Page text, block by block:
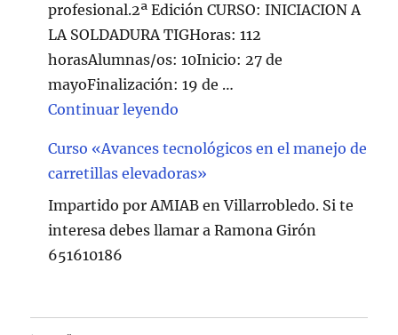
profesional.2ª Edición CURSO: INICIACION A
LA SOLDADURA TIGHoras: 112
horasAlumnas/os: 10Inicio: 27 de
mayoFinalización: 19 de …
Continuar leyendo
Curso «Avances tecnológicos en el manejo de
carretillas elevadoras»
Impartido por AMIAB en Villarrobledo. Si te
interesa debes llamar a Ramona Girón
651610186